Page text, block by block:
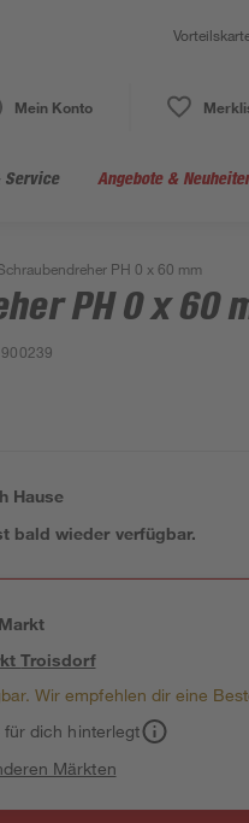
Mein Konto
Service Angebote &
PH 0 x 60 mm
PH 0 x 60
Hause
bald wieder verfügbar.
Troisdorf
Wir empfehlen dir eine
für dich hinterlegt
Märkten